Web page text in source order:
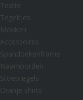
Textiel
Tegeltjes
Mokken
Accessoires
Spandoekenframe
Naamborden
Stoeptegels
Oranje shirts